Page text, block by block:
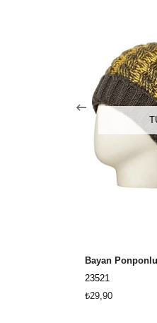
Bayan
23521
₺29,90